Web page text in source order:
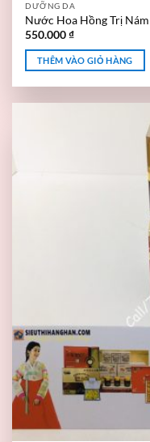
DƯỠNG DA
Nước Hoa Hồng Trị
550.000₫
THÊM VÀO GIỎ HÀNG